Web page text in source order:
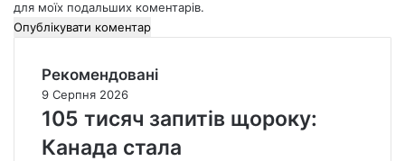
для моїх подальших коментарів.
Рекомендовані
9 Серпня 2026
105 тисяч запитів щороку:
Канада стала